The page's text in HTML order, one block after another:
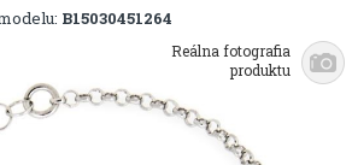
B15030451264
Reálna fotografia
produktu